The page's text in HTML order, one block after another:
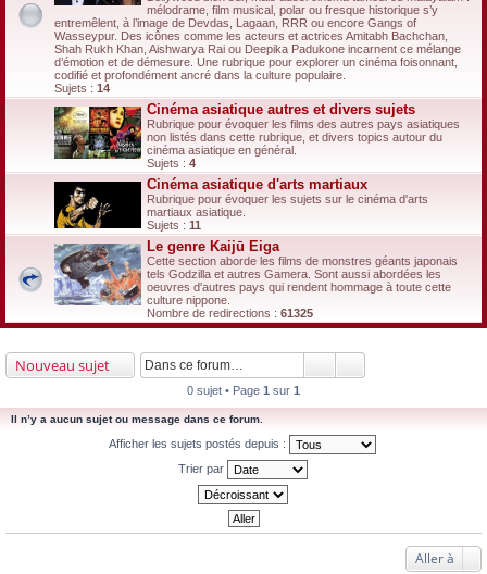
mélodrame, film musical, polar ou fresque historique s’y
entremêlent, à l’image de Devdas, Lagaan, RRR ou encore Gangs of
Wasseypur. Des icônes comme les acteurs et actrices Amitabh Bachchan,
Shah Rukh Khan, Aishwarya Rai ou Deepika Padukone incarnent ce mélange
d’émotion et de démesure. Une rubrique pour explorer un cinéma foisonnant,
codifié et profondément ancré dans la culture populaire.
Sujets : 14
Cinéma asiatique autres et divers sujets
Rubrique pour évoquer les films des autres pays asiatiques
non listés dans cette rubrique, et divers topics autour du
cinéma asiatique en général.
Sujets : 4
Cinéma asiatique d'arts martiaux
Rubrique pour évoquer les sujets sur le cinéma d'arts
martiaux asiatique.
Sujets : 11
Le genre Kaijū Eiga
Cette section aborde les films de monstres géants japonais
tels Godzilla et autres Gamera. Sont aussi abordées les
oeuvres d'autres pays qui rendent hommage à toute cette
culture nippone.
Nombre de redirections : 61325
Nouveau sujet
0 sujet • Page 1 sur 1
Il n’y a aucun sujet ou message dans ce forum.
Afficher les sujets postés depuis :
Trier par
Aller à